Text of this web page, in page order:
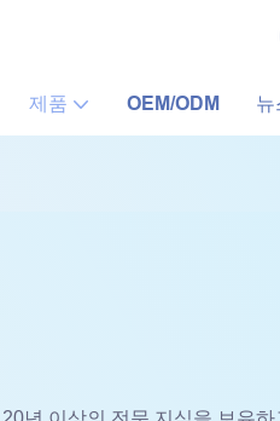
제품 OEM/ODM 뉴